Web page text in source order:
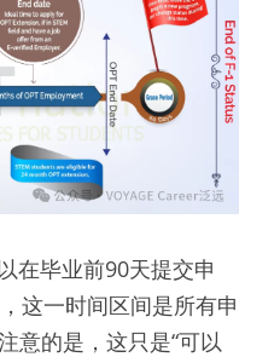
在毕业前90天提交申
这一时间区间是所有申
意的是，这只是“可以